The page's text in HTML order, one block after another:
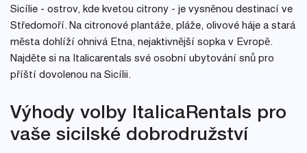
Sicílie - ostrov, kde kvetou citrony - je vysněnou destinací ve
Středomoří. Na citronové plantáže, pláže, olivové háje a stará
města dohlíží ohnivá Etna, nejaktivnější sopka v Evropě.
Najděte si na Italicarentals své osobní ubytování snů pro
příští dovolenou na Sicílii.
Výhody volby ItalicaRentals pro
vaše sicilské dobrodružství